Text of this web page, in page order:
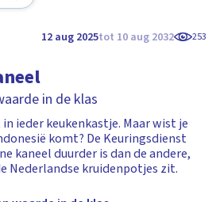
12 aug 2025tot 10 aug 2032 253
in de klas
ieder keukenkastje. Maar wist je
komt? De Keuringsdienst
kaneel duurder is dan de andere,
Nederlandse kruidenpotjes zit.